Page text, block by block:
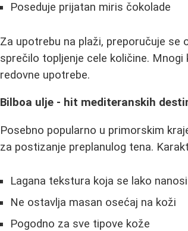
Poseduje prijatan miris čokolade
Za upotrebu na plaži, preporučuje se
sprečilo topljenje cele količine.
redovne upotrebe.
Bilboa ulje - hit mediteranskih
Posebno popularno u primorskim
za postizanje preplanulog tena.
Lagana tekstura koja se lako nanosi
Ne ostavlja masan osećaj na koži
Pogodno za sve tipove kože